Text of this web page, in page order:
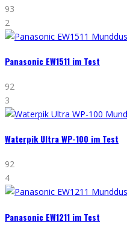
93
2
Panasonic EW1511 im Test
92
3
Waterpik Ultra WP-100 im Test
92
4
Panasonic EW1211 im Test